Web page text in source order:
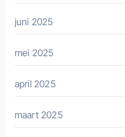
juni 2025
mei 2025
april 2025
maart 2025